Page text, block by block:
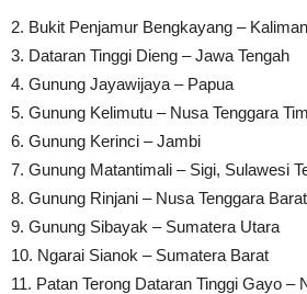
2. Bukit Penjamur Bengkayang –
3. Dataran Tinggi Dieng – Jawa Tengah
4. Gunung Jayawijaya – Papua
5. Gunung Kelimutu – Nusa Tenggara
6. Gunung Kerinci – Jambi
7. Gunung Matantimali – Sigi, Sulawesi
8. Gunung Rinjani – Nusa Tenggara Barat
9. Gunung Sibayak – Sumatera Utara
10. Ngarai Sianok – Sumatera Barat
11. Patan Terong Dataran Tinggi Gayo –